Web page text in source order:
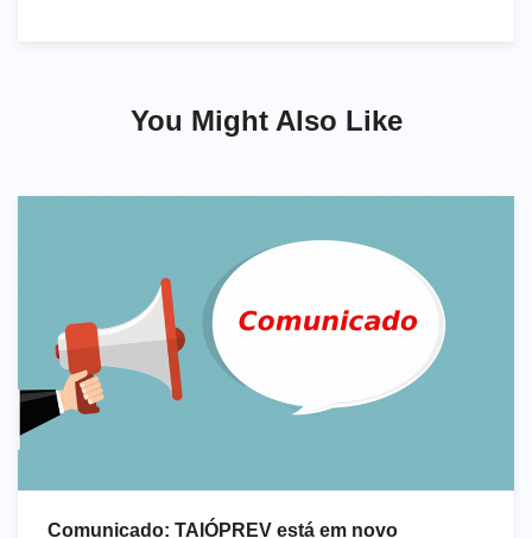
You Might Also Like
Comunicado: TAIÓPREV está em novo